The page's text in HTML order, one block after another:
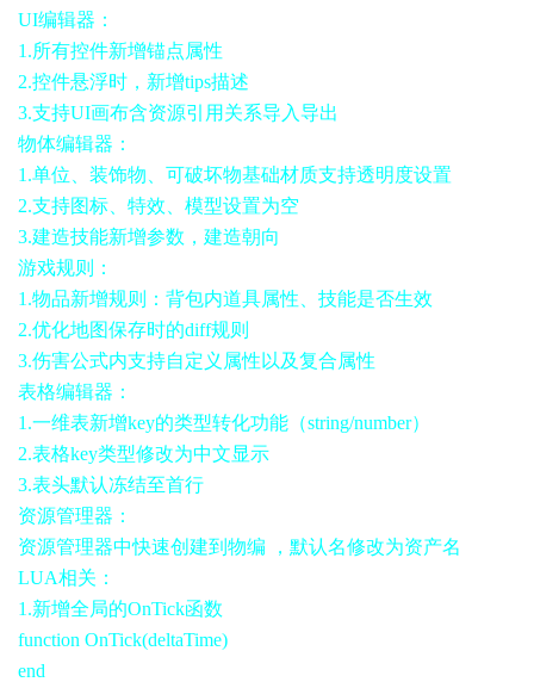
UI编辑器：
1.所有控件新增锚点属性
2.控件悬浮时，新增tips描述
3.支持UI画布含资源引用关系导入导出
物体编辑器：
1.单位、装饰物、可破坏物基础材质支持透明度设置
2.支持图标、特效、模型设置为空
3.建造技能新增参数，建造朝向
游戏规则：
1.物品新增规则：背包内道具属性、技能是否生效
2.优化地图保存时的diff规则
3.伤害公式内支持自定义属性以及复合属性
表格编辑器：
1.一维表新增key的类型转化功能（string/number）
2.表格key类型修改为中文显示
3.表头默认冻结至首行
资源管理器：
资源管理器中快速创建到物编 ，默认名修改为资产名
LUA相关：
1.新增全局的OnTick函数
function OnTick(deltaTime)
end